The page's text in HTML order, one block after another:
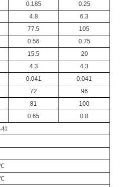
0.185
0.25
4.8
6.3
77.5
105
0.56
0.75
15.5
20
4.3
4.3
0.041
0.041
72
96
81
100
0.65
0.8
社